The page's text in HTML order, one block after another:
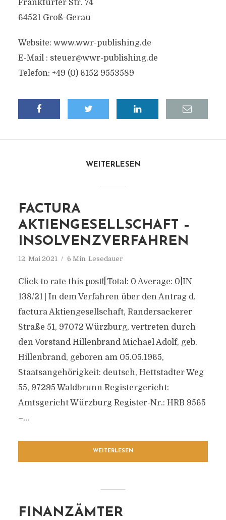
Frankfurter Str. 74
64521 Groß-Gerau
Website: www.wwr-publishing.de
E-Mail : steuer@wwr-publishing.de
Telefon: +49 (0) 6152 9553589
WEITERLESEN
FACTURA
AKTIENGESELLSCHAFT –
INSOLVENZVERFAHREN
12. Mai 2021 6 Min. Lesedauer
Click to rate this post![Total: 0 Average: 0]IN
138/21 | In dem Verfahren über den Antrag d.
factura Aktiengesellschaft, Randersackerer
Straße 51, 97072 Würzburg, vertreten durch
den Vorstand Hillenbrand Michael Adolf, geb.
Hillenbrand, geboren am 05.05.1965,
Staatsangehörigkeit: deutsch, Hettstadter Weg
55, 97295 Waldbrunn Registergericht:
Amtsgericht Würzburg Register-Nr.: HRB 9565
–...
WEITERLESEN
FINANZÄMTER